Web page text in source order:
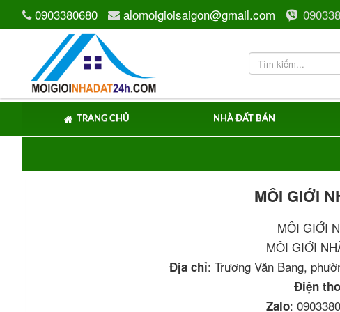
0903380680 alomoigioisaigon@gmail.com
TRANG CHỦ NHÀ ĐẤT BÁN
MÔI GIỚI
MÔI GIỚI
MÔI GIỚI
Địa chỉ: Trương Văn Bang,
Điện
Zalo: